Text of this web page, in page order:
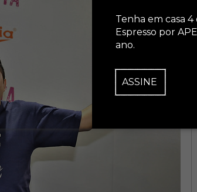
Tenha em casa 4
Espresso por
ano.
ASSINE